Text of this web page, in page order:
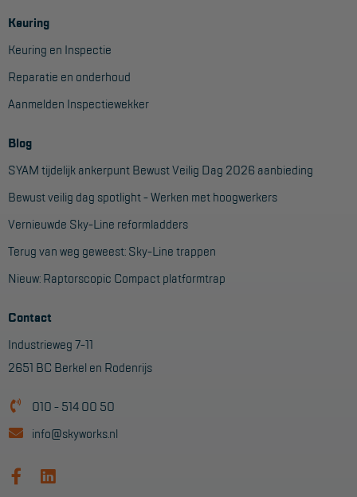
Keuring
Keuring en Inspectie
Reparatie en onderhoud
Aanmelden Inspectiewekker
Blog
SYAM tijdelijk ankerpunt Bewust Veilig Dag 2026 aanbieding
Bewust veilig dag spotlight - Werken met hoogwerkers
Vernieuwde Sky-Line reformladders
Terug van weg geweest: Sky-Line trappen
Nieuw: Raptorscopic Compact platformtrap
Contact
Industrieweg 7-11
2651 BC Berkel en Rodenrijs
010 - 514 00 50
info@skyworks.nl